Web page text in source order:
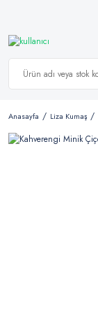
Anasayfa Liza Kumaş